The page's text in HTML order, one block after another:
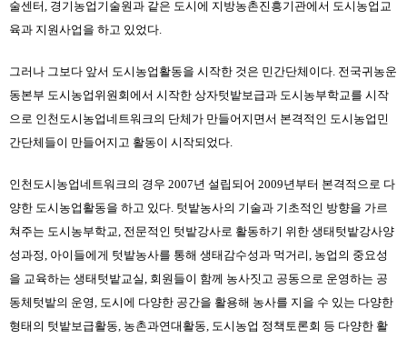
술센터, 경기농업기술원과 같은 도시에 지방농촌진흥기관에서 도시농업교
육과 지원사업을 하고 있었다.
그러나 그보다 앞서 도시농업활동을 시작한 것은 민간단체이다. 전국귀농운
동본부 도시농업위원회에서 시작한 상자텃밭보급과 도시농부학교를 시작
으로 인천도시농업네트워크의 단체가 만들어지면서 본격적인 도시농업민
간단체들이 만들어지고 활동이 시작되었다.
인천도시농업네트워크의 경우 2007년 설립되어 2009년부터 본격적으로 다
양한 도시농업활동을 하고 있다. 텃밭농사의 기술과 기초적인 방향을 가르
쳐주는 도시농부학교, 전문적인 텃밭강사로 활동하기 위한 생태텃밭강사양
성과정, 아이들에게 텃밭농사를 통해 생태감수성과 먹거리, 농업의 중요성
을 교육하는 생태텃밭교실, 회원들이 함께 농사짓고 공동으로 운영하는 공
동체텃밭의 운영, 도시에 다양한 공간을 활용해 농사를 지을 수 있는 다양한
형태의 텃밭보급활동, 농촌과연대활동, 도시농업 정책토론회 등 다양한 활